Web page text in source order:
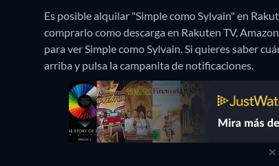
Es posible alquilar "Simple como Sylvain" en
comprarlo como descarga en Rakuten TV,
para ver Simple como Sylvain. Si quieres saber
arriba y pulsa la campanita de notificaciones.